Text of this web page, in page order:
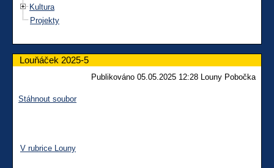
Kultura
Projekty
Louňáček 2025-5
Publikováno 05.05.2025 12:28 Louny Pobočka
Stáhnout soubor
V rubrice Louny